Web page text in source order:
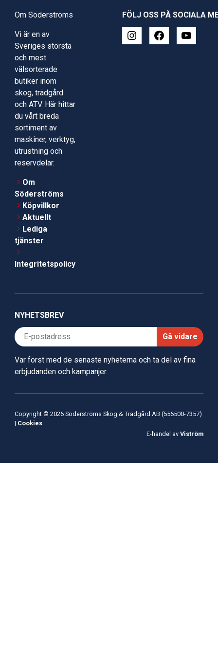
Om Söderströms
Vi är en av
Sveriges största
och mest
välsorterade
butiker inom
skog, trädgård
och ATV. Här hittar
du vårt breda
sortiment av
maskiner, verktyg,
utrustning och
reservdelar.
Om
Söderströms
Köpvillkor
Aktuellt
Lediga
tjänster
Integritetspolicy
FÖLJ OSS PÅ SOCIALA
NYHETSBREV
Gå vidare
Var först med de senaste nyheterna och ta del av fina
erbjudanden och kampanjer.
Copyright © 2026 Söderströms Skog & Trädgård AB (556500-7357)
| Cookies
E-handel av Viström